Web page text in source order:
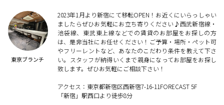
東京ブランチ
2023年1月より新宿にて移転OPEN！お近くにいらっしゃい
ましたらぜひお気軽にお立ち寄りください♪西武新宿線・
池袋線、東武東上線などでの賃貸のお部屋をお探しの方
は、是非当社にお任せください！ご予算・場所・ペット可
やフリーレントなど、あなたのこだわり条件を教えて下さ
い。スタッフが納得いくまで親身になってお部屋をお探し
致します。ぜひお気軽にご相談下さい！
アクセス：東京都新宿区西新宿7-16-11FORECAST 5F
「新宿」駅西口より徒歩8分